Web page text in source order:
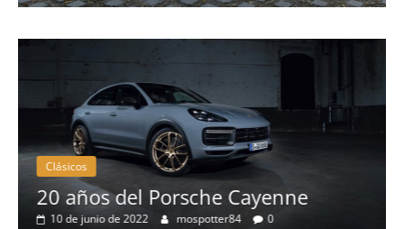
Clásicos
20 años del Porsche Cayenne
10 de junio de 2022 mospotter84 0